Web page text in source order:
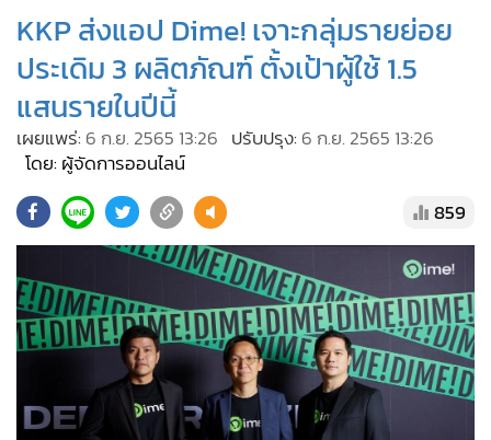
ผู้จัดการรายวัน
• คอลัมนิสต์
• ละคร
• CbizReview
• Cyber BIZ
• Good health & Well-being
• Green Innovation & SD
• Management & HR
• MGR Live
• Infographic
ท่องเที่ยว
KKP ส่งแอป Dime! เจาะกลุ่มรายย่อย
ประเดิม 3 ผลิตภัณฑ์ ตั้งเป้าผู้ใช้ 1.5
แสนรายในปีนี้
เผยแพร่:6 ก.ย. 2565 13:26 ปรับปรุง:6 ก.ย. 2565 13:26
โดย: ผู้จัดการออนไลน์
859